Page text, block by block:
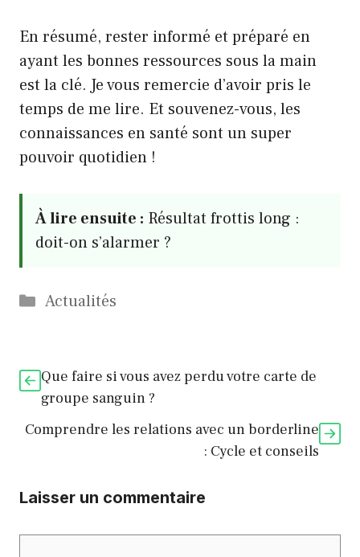
En résumé, rester informé et préparé en
ayant les bonnes ressources sous la main
est la clé. Je vous remercie d’avoir pris le
temps de me lire. Et souvenez-vous, les
connaissances en santé sont un super
pouvoir quotidien !
À lire ensuite : Résultat frottis long :
doit-on s’alarmer ?
Catégories
Actualités
Que faire si vous avez perdu votre carte de
groupe sanguin ?
Comprendre les relations avec un borderline
: Cycle et conseils
Laisser un commentaire